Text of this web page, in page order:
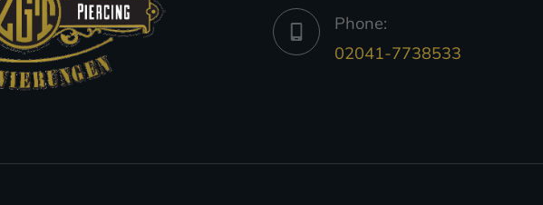
Phone:
02041-7738533